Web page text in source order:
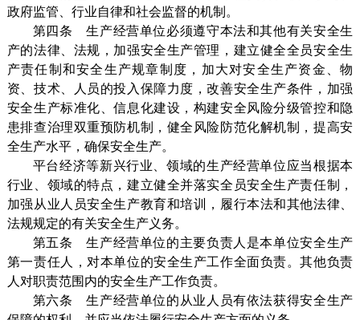
政府监管、行业自律和社会监督的机制。
第四条 生产经营单位必须遵守本法和其他有关安全生
产的法律、法规，加强安全生产管理，建立健全全员安全生
产责任制和安全生产规章制度，加大对安全生产资金、物
资、技术、人员的投入保障力度，改善安全生产条件，加强
安全生产标准化、信息化建设，构建安全风险分级管控和隐
患排查治理双重预防机制，健全风险防范化解机制，提高安
全生产水平，确保安全生产。
平台经济等新兴行业、领域的生产经营单位应当根据本
行业、领域的特点，建立健全并落实全员安全生产责任制，
加强从业人员安全生产教育和培训，履行本法和其他法律、
法规规定的有关安全生产义务。
第五条 生产经营单位的主要负责人是本单位安全生产
第一责任人，对本单位的安全生产工作全面负责。其他负责
人对职责范围内的安全生产工作负责。
第六条 生产经营单位的从业人员有依法获得安全生产